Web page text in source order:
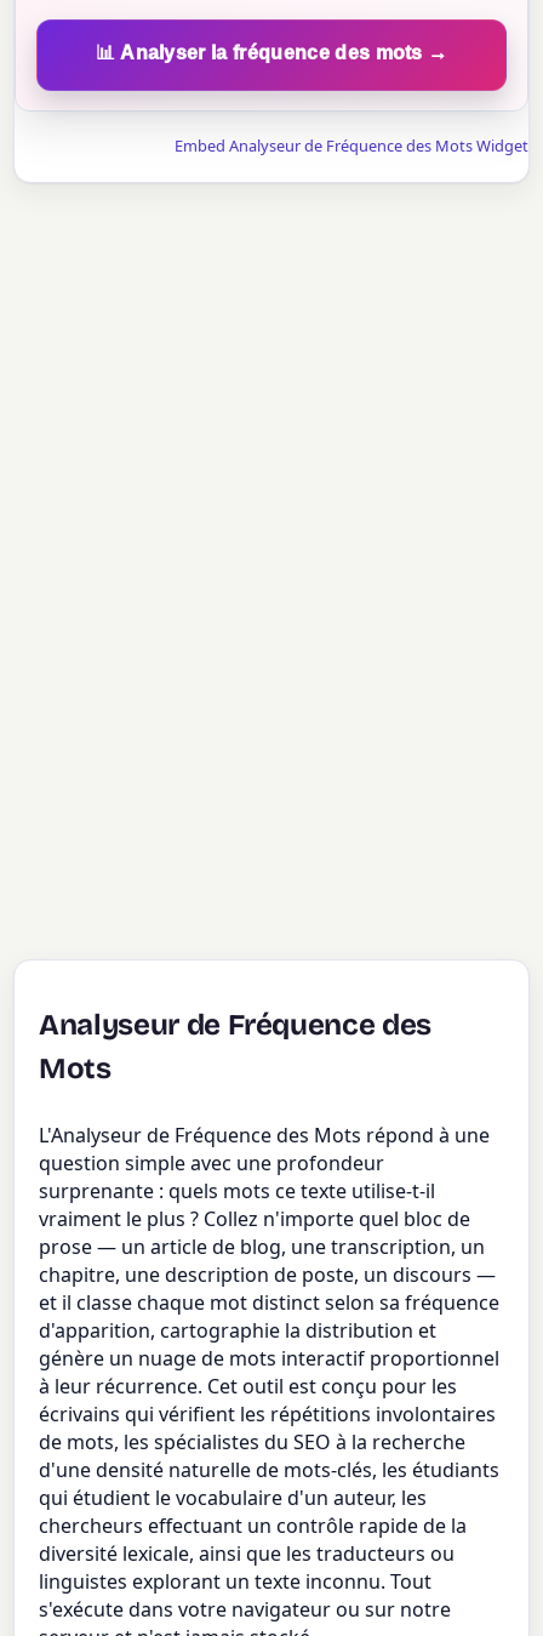
📊 Analyser la fréquence des mots →
Embed Analyseur de Fréquence des Mots Widget
Analyseur de Fréquence des
Mots
L'Analyseur de Fréquence des Mots répond à une
question simple avec une profondeur
surprenante : quels mots ce texte utilise-t-il
vraiment le plus ? Collez n'importe quel bloc de
prose — un article de blog, une transcription, un
chapitre, une description de poste, un discours —
et il classe chaque mot distinct selon sa fréquence
d'apparition, cartographie la distribution et
génère un nuage de mots interactif proportionnel
à leur récurrence. Cet outil est conçu pour les
écrivains qui vérifient les répétitions involontaires
de mots, les spécialistes du SEO à la recherche
d'une densité naturelle de mots-clés, les étudiants
qui étudient le vocabulaire d'un auteur, les
chercheurs effectuant un contrôle rapide de la
diversité lexicale, ainsi que les traducteurs ou
linguistes explorant un texte inconnu. Tout
s'exécute dans votre navigateur ou sur notre